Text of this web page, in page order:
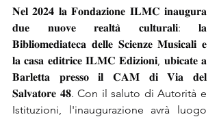
𝐍𝐞𝐥 𝟐𝟎𝟐𝟒 𝐥𝐚 𝐅𝐨𝐧𝐝𝐚𝐳𝐢𝐨𝐧𝐞 𝐈𝐋𝐌𝐂 𝐢𝐧𝐚𝐮𝐠𝐮𝐫𝐚
𝐝𝐮𝐞 𝐧𝐮𝐨𝐯𝐞 𝐫𝐞𝐚𝐥𝐭𝐚̀ 𝐜𝐮𝐥𝐭𝐮𝐫𝐚𝐥𝐢: 𝐥𝐚
𝐁𝐢𝐛𝐥𝐢𝐨𝐦𝐞𝐝𝐢𝐚𝐭𝐞𝐜𝐚 𝐝𝐞𝐥𝐥𝐞 𝐒𝐜𝐢𝐞𝐧𝐳𝐞 𝐌𝐮𝐬𝐢𝐜𝐚𝐥𝐢 𝐞
𝐥𝐚 𝐜𝐚𝐬𝐚 𝐞𝐝𝐢𝐭𝐫𝐢𝐜𝐞 𝐈𝐋𝐌𝐂 𝐄𝐝𝐢𝐳𝐢𝐨𝐧𝐢, 𝐮𝐛𝐢𝐜𝐚𝐭𝐞 𝐚
𝐁𝐚𝐫𝐥𝐞𝐭𝐭𝐚 𝐩𝐫𝐞𝐬𝐬𝐨 𝐢𝐥 𝐂𝐀𝐌 𝐝𝐢 𝐕𝐢𝐚 𝐝𝐞𝐥
𝐒𝐚𝐥𝐯𝐚𝐭𝐨𝐫𝐞 𝟒𝟖. Con il saluto di Autorità e
Istituzioni, l'inaugurazione avrà luogo